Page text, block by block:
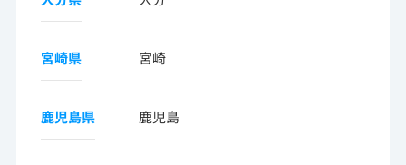
宮崎県 宮崎
鹿児島県 鹿児島